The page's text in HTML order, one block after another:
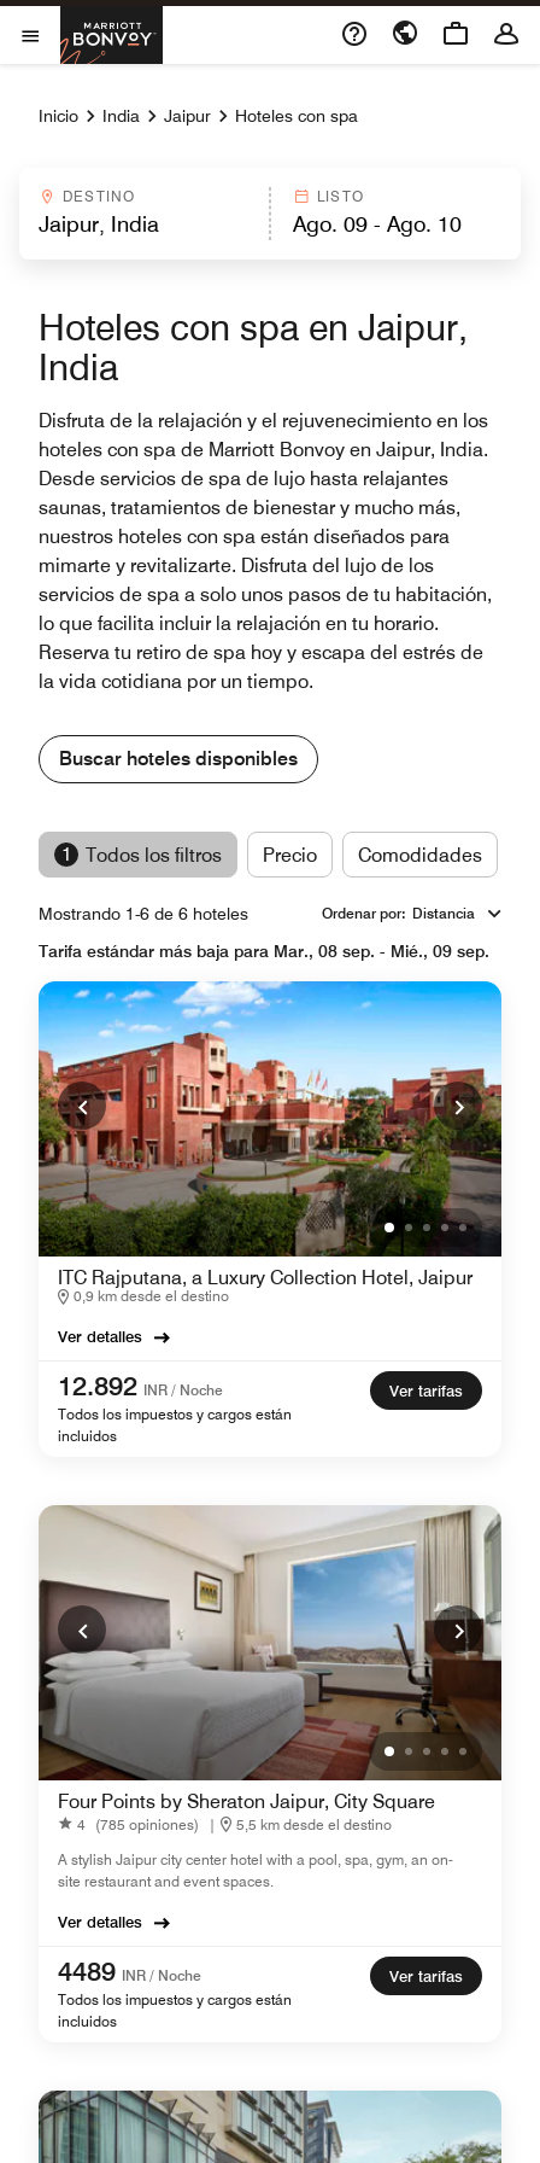
Skip to Content
Abrir el menú
Marriott Bonvoy
Inicio India Jaipur Hoteles con spa
DESTINO LISTO
Hoteles con spa en Jaipur,
India
Disfruta de la relajación y el rejuvenecimiento en los
hoteles con spa de Marriott Bonvoy en Jaipur, India.
Desde servicios de spa de lujo hasta relajantes
saunas, tratamientos de bienestar y mucho más,
nuestros hoteles con spa están diseñados para
mimarte y revitalizarte. Disfruta del lujo de los
servicios de spa a solo unos pasos de tu habitación,
lo que facilita incluir la relajación en tu horario.
Reserva tu retiro de spa hoy y escapa del estrés de
la vida cotidiana por un tiempo.
Buscar hoteles disponibles
1 Todos los filtros Precio Comodidades
Mostrando 1-6 de 6 hoteles Ordenar por: Distancia
Tarifa estándar más baja para Mar., 08 sep. - Mié., 09 sep.
ITC Rajputana, a Luxury Collection Hotel, Jaipur
0,9 km desde el destino
Ver detalles
12.892 INR / Noche
Todos los impuestos y cargos están
incluidos
Ver tarifas
Four Points by Sheraton Jaipur, City Square
4 (785 opiniones) |
5,5 km desde el destino
A stylish Jaipur city center hotel with a pool, spa, gym, an on-
site restaurant and event spaces.
Ver detalles
4489 INR / Noche
Todos los impuestos y cargos están
incluidos
Ver tarifas